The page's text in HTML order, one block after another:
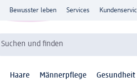
Bewusster leben Services
Suchen und finden
Haare Männerpflege Gesundheit